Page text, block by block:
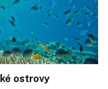
ostrovy